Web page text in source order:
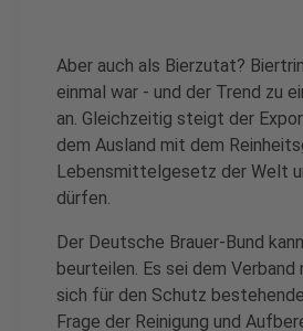
Aber auch als Bierzutat?
einmal war - und der Trend zu
an. Gleichzeitig steigt der
dem Ausland mit dem
Lebensmittelgesetz der Welt
dürfen.
Der Deutsche Brauer-Bund
beurteilen. Es sei dem
sich für den Schutz
Frage der Reinigung und